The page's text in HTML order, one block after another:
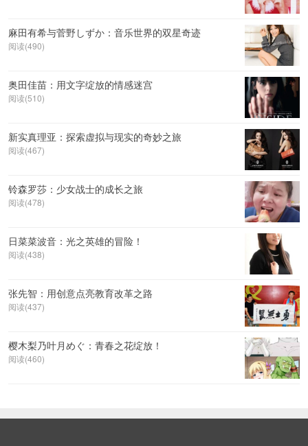
麻田有希与菅野しずか：音乐世界的双星奇迹
阅读(490)
奥田佳苗：用文字绽放的情感迷宫
阅读(510)
新实真理亚：探索虚拟与现实的奇妙之旅
阅读(467)
铃森罗莎：少女战士的成长之旅
阅读(478)
日菜菜波音：光之英雄的冒险！
阅读(438)
张先智：用创意点亮教育改革之路
阅读(437)
樱木梨乃叶月めぐ：青春之花绽放！
阅读(460)